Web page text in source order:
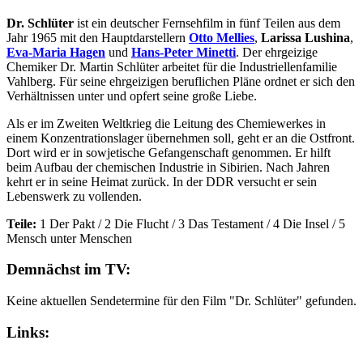
Dr. Schlüter ist ein deutscher Fernsehfilm in fünf Teilen aus dem
Jahr 1965 mit den Hauptdarstellern Otto Mellies, Larissa Lushina,
Eva-Maria Hagen und Hans-Peter Minetti. Der ehrgeizige
Chemiker Dr. Martin Schlüter arbeitet für die Industriellenfamilie
Vahlberg. Für seine ehrgeizigen beruflichen Pläne ordnet er sich den
Verhältnissen unter und opfert seine große Liebe.
Als er im Zweiten Weltkrieg die Leitung des Chemiewerkes in
einem Konzentrationslager übernehmen soll, geht er an die Ostfront.
Dort wird er in sowjetische Gefangenschaft genommen. Er hilft
beim Aufbau der chemischen Industrie in Sibirien. Nach Jahren
kehrt er in seine Heimat zurück. In der DDR versucht er sein
Lebenswerk zu vollenden.
Teile: 1 Der Pakt / 2 Die Flucht / 3 Das Testament / 4 Die Insel / 5
Mensch unter Menschen
Demnächst im TV:
Keine aktuellen Sendetermine für den Film "Dr. Schlüter" gefunden.
Links: